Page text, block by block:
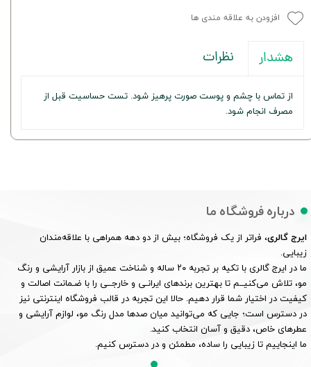
افزودن به علاقه مندی ها
هشدار نظرات
از تماس با چشم و پوست صورت پرهیز شود. تست حساسیت قبل از
مصرف انجام شود.
درباره فروشگاه ما
ایرج گالری، فراتر از یک فروشگاه؛ بیش از دو دهه همراهی با علاقه‌مندان
زیبایی.
ما در ایرج گالری با تکیه بر تجربه ۲۰ ساله و شناخت عمیق از بازار آرایشی و رنگ
مو، تلاش می‌کنیــم تا بهترین برندهای ایرانـی و خارجــی را با ضـمانت اصالت و
کیفیت در اختیار شما قرار دهیم. حالا این تجربه در قالب فروشگاه اینترنتی نیز
در دسترس است؛ جایی که می‌توانید میان صدها مدل رنگ مو، لوازم آرایشی و
عطرهای خاص، دقیق و آسان انتخاب کنید.
ما اینجاییم تا زیبایی را ساده، مطمئن و در دسترس کنیم.